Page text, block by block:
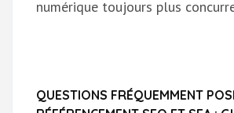
numérique toujours plus
QUESTIONS FRÉQUEMMENT